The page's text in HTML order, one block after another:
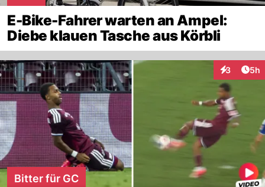
E-Bike-Fahrer warten an Ampel:
Diebe klauen Tasche aus Körbli
3 5h
Bitter für GC